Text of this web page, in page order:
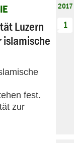
Luzern
islamische
fest.
zur
2017
1